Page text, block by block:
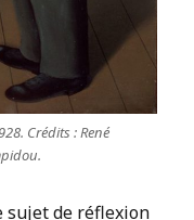
Crédits : René
sujet de réflexion